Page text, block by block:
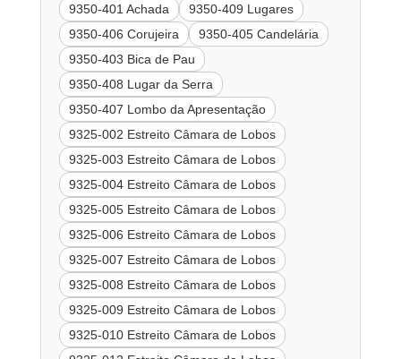
9350-401 Achada
9350-409 Lugares
9350-406 Corujeira
9350-405 Candelária
9350-403 Bica de Pau
9350-408 Lugar da Serra
9350-407 Lombo da Apresentação
9325-002 Estreito Câmara de Lobos
9325-003 Estreito Câmara de Lobos
9325-004 Estreito Câmara de Lobos
9325-005 Estreito Câmara de Lobos
9325-006 Estreito Câmara de Lobos
9325-007 Estreito Câmara de Lobos
9325-008 Estreito Câmara de Lobos
9325-009 Estreito Câmara de Lobos
9325-010 Estreito Câmara de Lobos